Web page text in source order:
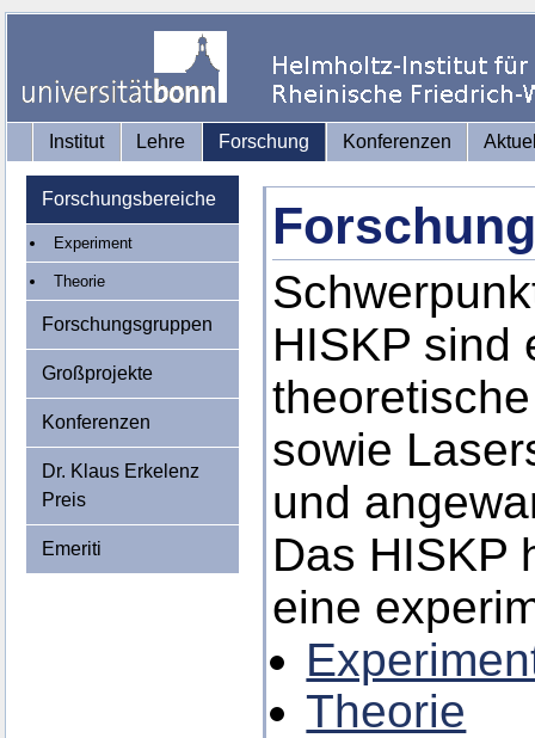
Institut Lehre Forschung Konferenzen
Forschungsbereiche
Experiment
Theorie
Forschungsgruppen
Großprojekte
Konferenzen
Dr. Klaus Erkelenz
Preis
Emeriti
HISKP sind
sowie
und
Das HISKP
eine
Theorie